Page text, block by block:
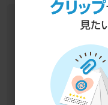
トヨ
作業カテゴリ
車検
修理
ショ